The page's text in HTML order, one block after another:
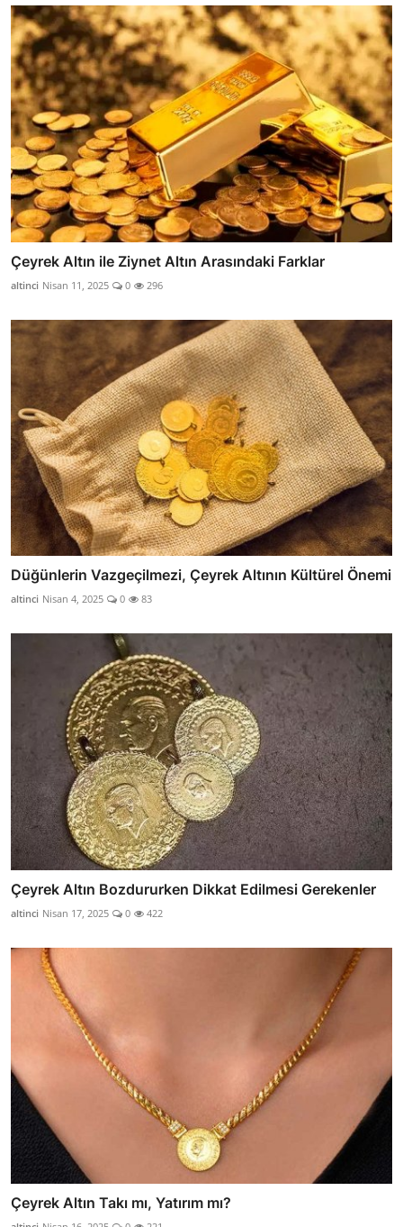
Çeyrek Altın ile Ziynet Altın Arasındaki Farklar
altinci Nisan 11, 2025 0 296
Düğünlerin Vazgeçilmezi, Çeyrek Altının Kültürel Önemi
altinci Nisan 4, 2025 0 83
Çeyrek Altın Bozdururken Dikkat Edilmesi Gerekenler
altinci Nisan 17, 2025 0 422
Çeyrek Altın Takı mı, Yatırım mı?